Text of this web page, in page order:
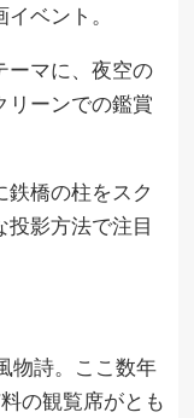
ベント。
ーマに、夜空の
リーンでの鑑賞
橋の柱をスク
投影方法で注目
物詩。ここ数年
の観覧席がとも